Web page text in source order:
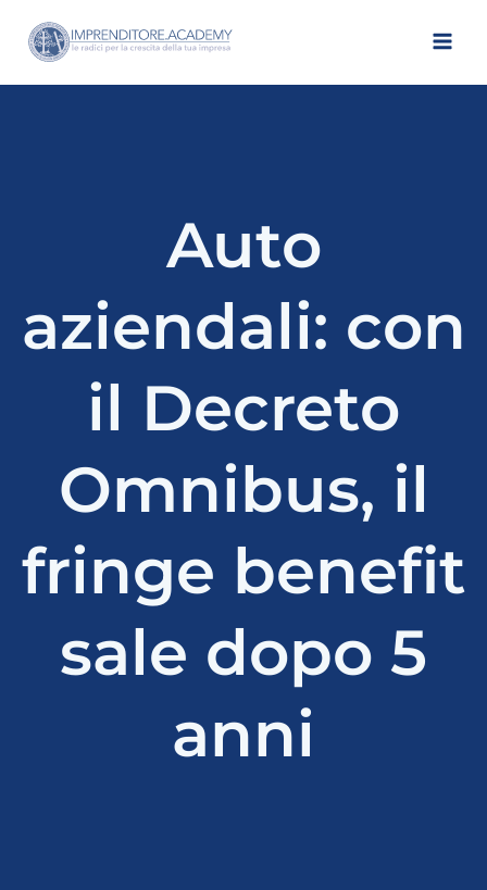
contenuto
Auto
aziendali: con
il Decreto
Omnibus, il
fringe benefit
sale dopo 5
anni